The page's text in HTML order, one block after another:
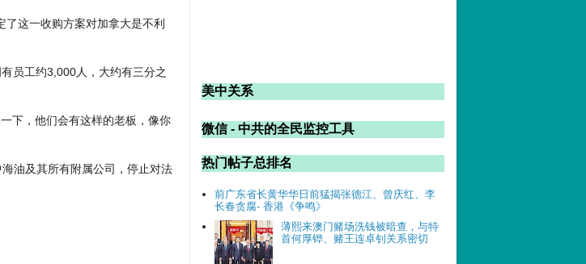
这一收购方案对加拿大是不利
员工约3,000人，大约有三分之
下，他们会有这样的老板，像你
油及其所有附属公司，停止对法
美中关系
微信 - 中共的全民监控工具
热门帖子总排名
前广东省长黄华华日前猛揭张德江、曾庆红、李
长春贪腐- 香港《争鸣》
薄熙来澳门赌场洗钱被暗查，与特
首何厚铧、赌王连卓钊关系密切